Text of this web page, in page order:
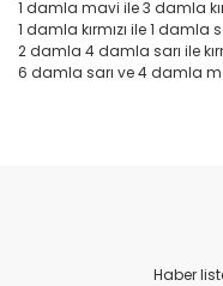
1 damla mavi ile 3 damla
1 damla kırmızı ile 1
2 damla 4 damla sarı ile
6 damla sarı ve 4 damla
Haber